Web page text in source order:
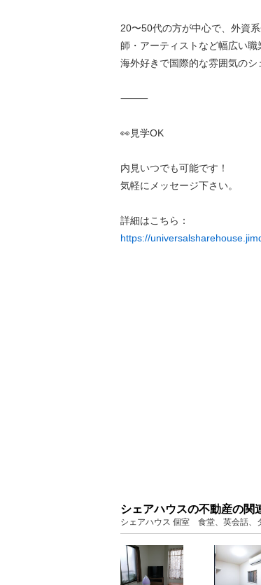
20〜50代の方が中心で、外資
師・アーティストなど幅広い職
海外好きで国際的な雰囲気のシ
⸻
👀見学OK
内見いつでも可能です！
気軽にメッセージ下さい。
詳細はこちら：
https://
シェアハウスの不動産の関
シェアハウス 個室 食堂、英会話、